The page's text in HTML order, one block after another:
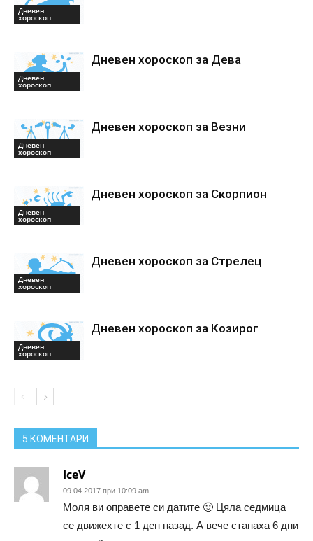
Дневен
хороскоп
Дневен
хороскоп
Дневен хороскоп за Дева
Дневен
хороскоп
Дневен хороскоп за Везни
Дневен
хороскоп
Дневен хороскоп за Скорпион
Дневен
хороскоп
Дневен хороскоп за Стрелец
Дневен
хороскоп
Дневен хороскоп за Козирог
5 КОМЕНТАРИ
IceV
09.04.2017 при 10:09 am
Моля ви оправете си датите 🙂 Цяла седмица
се движехте с 1 ден назад. А вече станаха 6 дни